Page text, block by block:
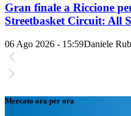
Gran finale a Riccione
Streetbasket Circuit: All
06 Ago 2026 - 15:59Daniele
Mercato ora per ora